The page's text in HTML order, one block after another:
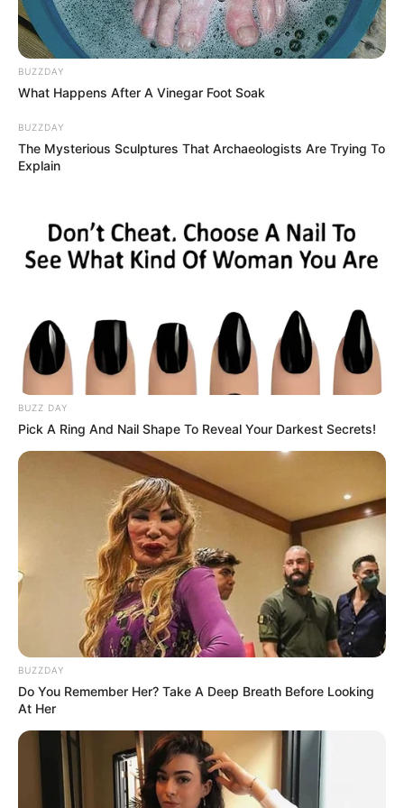
ΛΙΓΑ ΛΟΓΙΑ ΓΙΑ ΜΕΝΑ
Πέμπτη, 22 Οκτωβρίου 2020, 20:06
ΑΛΕΞΑΝΔΡΟΣ ΖΕΥΣ Ο
ΑΠΟΛΥΤΟΣ ΚΥΡΙΑΡΧΟΣ.
ΕΙΜΑΣΤΕ ΣΤΗΝ ΤΕΛΙΚΗ
ΜΑΖΙ ΜΑΣ, ΜΑΣ
ΕΒΡΑΙΟΙ ΚΑΙ ΕΠΑΝΑΣΤΑΣΕΙΣ….
Ο ΠΟΥ υπό έλεγχο:
παρατυπίες και
συγκρούσεις συμφερόντων
BUZZDAY
What Happens After A Vinegar Foot Soak
BUZZDAY
The Mysterious Sculptures That Archaeologists Are Trying To
Explain
BUZZ DAY
Pick A Ring And Nail Shape To Reveal Your Darkest Secrets!
BUZZDAY
Do You Remember Her? Take A Deep Breath Before Looking
At Her